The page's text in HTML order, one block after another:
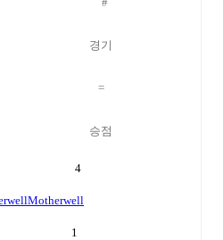
경기
=
승점
4
Motherwell
1